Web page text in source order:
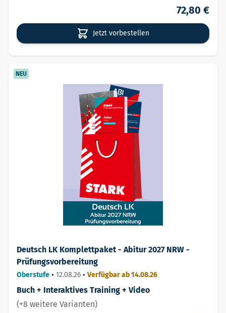
72,80 €
Jetzt vorbestellen
NEU
Deutsch LK Komplettpaket - Abitur 2027 NRW -
Prüfungsvorbereitung
Oberstufe • 12.08.26 • Verfügbar ab 14.08.26
Buch + Interaktives Training + Video
(+8 weitere Varianten)